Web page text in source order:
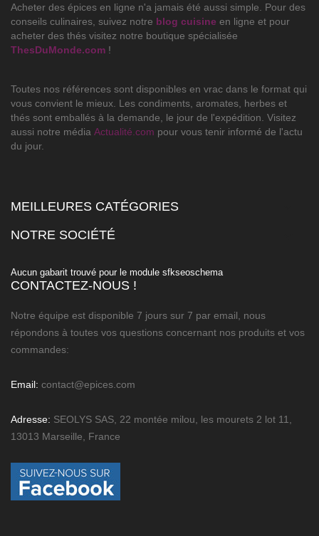
Acheter des épices en ligne n'a jamais été aussi simple. Pour des
conseils culinaires, suivez notre blog cuisine en ligne et pour
acheter des thés visitez notre boutique spécialisée
ThesDuMonde.com !
Toutes nos références sont disponibles en vrac dans le format qui
vous convient le mieux. Les condiments, aromates, herbes et
thés sont emballés à la demande, le jour de l'expédition. Visitez
aussi notre média Actualité.com pour vous tenir informé de l'actu
du jour.
MEILLEURES CATÉGORIES
NOTRE SOCIÉTÉ
Aucun gabarit trouvé pour le module sfkseoschema
CONTACTEZ-NOUS !
Notre équipe est disponible 7 jours sur 7 par email, nous
répondons à toutes vos questions concernant nos produits et vos
commandes:
Email: contact@epices.com
Adresse: SEOLYS SAS, 22 montée milou, les mourets 2 lot 11,
13013 Marseille, France